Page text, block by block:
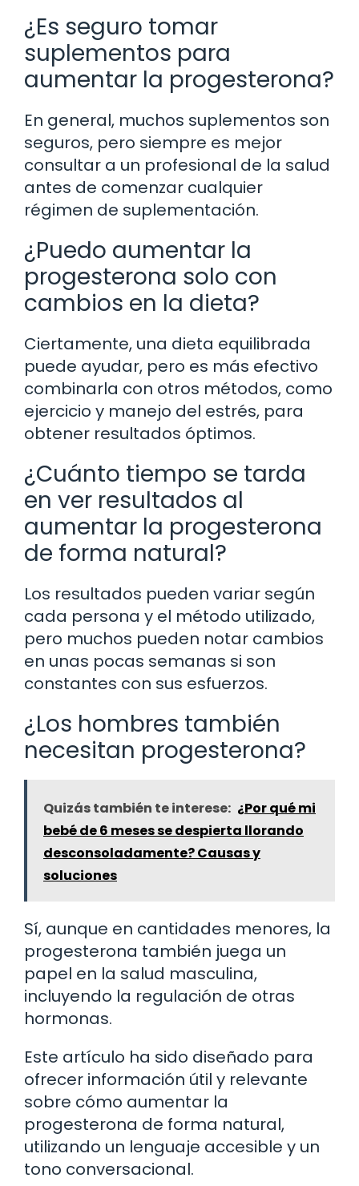
¿Es seguro tomar
suplementos para
aumentar la progesterona?
En general, muchos suplementos son
seguros, pero siempre es mejor
consultar a un profesional de la salud
antes de comenzar cualquier
régimen de suplementación.
¿Puedo aumentar la
progesterona solo con
cambios en la dieta?
Ciertamente, una dieta equilibrada
puede ayudar, pero es más efectivo
combinarla con otros métodos, como
ejercicio y manejo del estrés, para
obtener resultados óptimos.
¿Cuánto tiempo se tarda
en ver resultados al
aumentar la progesterona
de forma natural?
Los resultados pueden variar según
cada persona y el método utilizado,
pero muchos pueden notar cambios
en unas pocas semanas si son
constantes con sus esfuerzos.
¿Los hombres también
necesitan progesterona?
Quizás también te interese: ¿Por qué mi
bebé de 6 meses se despierta llorando
desconsoladamente? Causas y
soluciones
Sí, aunque en cantidades menores, la
progesterona también juega un
papel en la salud masculina,
incluyendo la regulación de otras
hormonas.
Este artículo ha sido diseñado para
ofrecer información útil y relevante
sobre cómo aumentar la
progesterona de forma natural,
utilizando un lenguaje accesible y un
tono conversacional.